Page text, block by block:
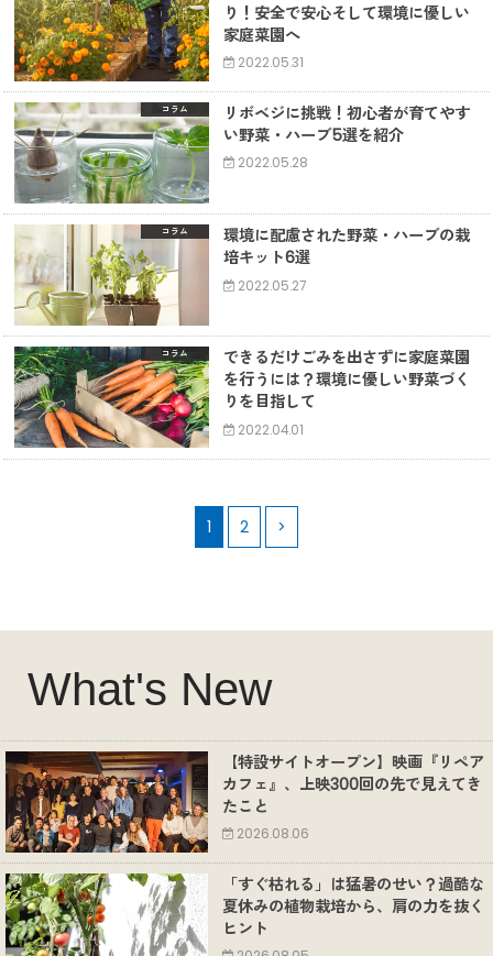
り！安全で安心そして環境に優しい
家庭菜園へ
2022.05.31
コラム
リボベジに挑戦！初心者が育てやす
い野菜・ハーブ5選を紹介
2022.05.28
コラム
環境に配慮された野菜・ハーブの栽
培キット6選
2022.05.27
コラム
できるだけごみを出さずに家庭菜園
を行うには？環境に優しい野菜づく
りを目指して
2022.04.01
1 2 >
What's New
【特設サイトオープン】映画『リペア
カフェ』、上映300回の先で見えてき
たこと
2026.08.06
「すぐ枯れる」は猛暑のせい？過酷な
夏休みの植物栽培から、肩の力を抜く
ヒント